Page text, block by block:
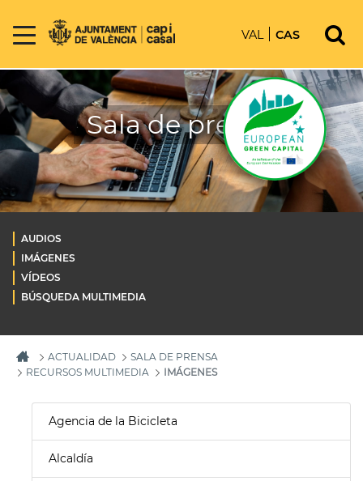
VAL CAS
Sala de prensa
AUDIOS
IMÁGENES
VÍDEOS
BÚSQUEDA MULTIMEDIA
ACTUALIDAD
SALA DE PRENSA
RECURSOS MULTIMEDIA
IMÁGENES
Agencia de la Bicicleta
Alcaldía